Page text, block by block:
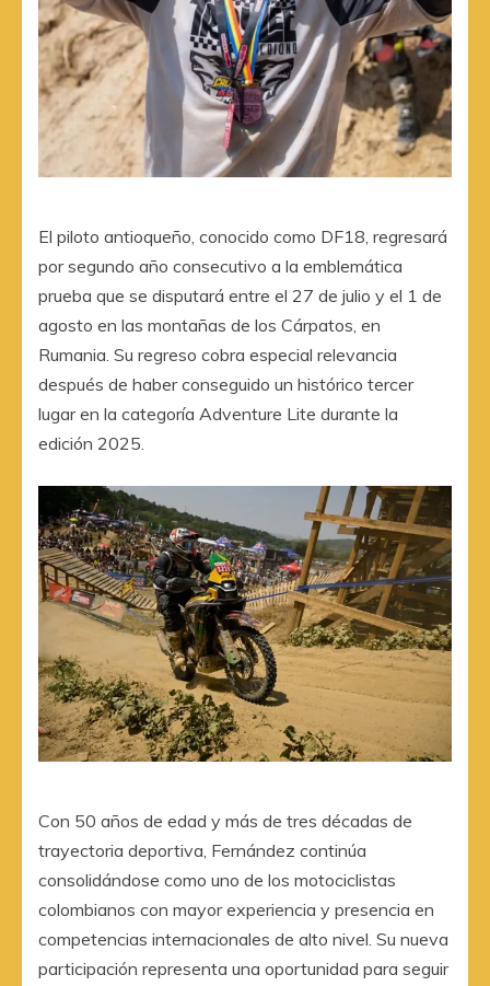
El piloto antioqueño, conocido como DF18, regresará
por segundo año consecutivo a la emblemática
prueba que se disputará entre el 27 de julio y el 1 de
agosto en las montañas de los Cárpatos, en
Rumania. Su regreso cobra especial relevancia
después de haber conseguido un histórico tercer
lugar en la categoría Adventure Lite durante la
edición 2025.
Con 50 años de edad y más de tres décadas de
trayectoria deportiva, Fernández continúa
consolidándose como uno de los motociclistas
colombianos con mayor experiencia y presencia en
competencias internacionales de alto nivel. Su nueva
participación representa una oportunidad para seguir